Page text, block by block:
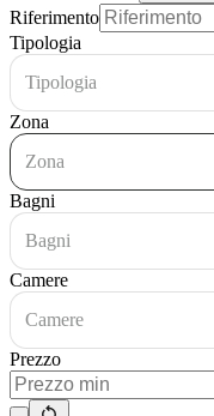
Riferimento
Tipologia
Tipologia
Zona
Zona
Bagni
Bagni
Camere
Camere
Prezzo